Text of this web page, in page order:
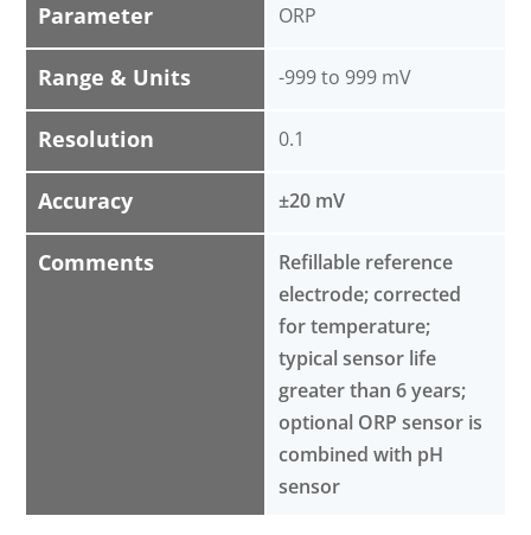
Parameter
Range & Units
Resolution
Accuracy
Comments
ORP
-999 to 999 mV
0.1
±20 mV
Refillable reference
electrode; corrected
for temperature;
typical sensor life
greater than 6 years;
optional ORP sensor is
combined with pH
sensor